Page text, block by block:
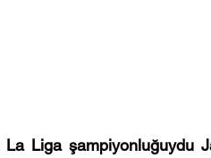
Liga şampiyonluğuydu